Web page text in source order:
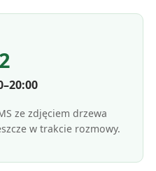
ze zdjęciem drzewa
w trakcie rozmowy.